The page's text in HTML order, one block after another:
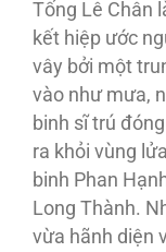
Tống Lê Chân
kết hiệp ước
vây bởi một
vào như mưa,
binh sĩ trú
ra khỏi vùng
binh Phan
Long Thành.
vừa hãnh diện